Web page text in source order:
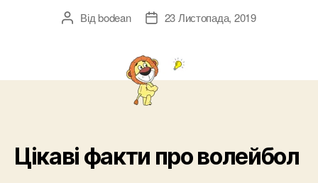
Автор
Відbodean
Дата23 Листопада, 2019
Цікаві факти про волейбол